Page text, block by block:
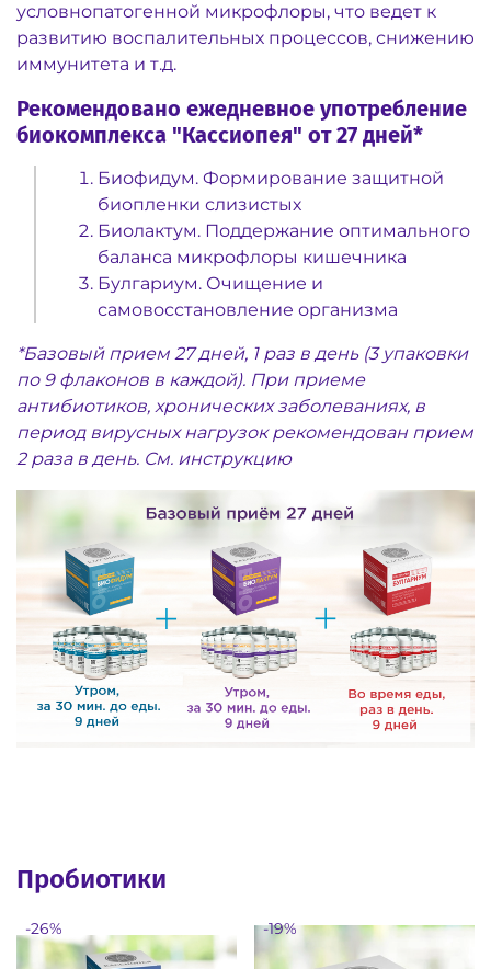
условнопатогенной микрофлоры, что ведет к
развитию воспалительных процессов, снижению
иммунитета и т.д.
Рекомендовано ежедневное употребление
биокомплекса "Кассиопея" от 27 дней*
Биофидум. Формирование защитной
биопленки слизистых
Биолактум. Поддержание оптимального
баланса микрофлоры кишечника
Булгариум. Очищение и
самовосстановление организма
*Базовый прием 27 дней, 1 раз в день (3 упаковки
по 9 флаконов в каждой). При приеме
антибиотиков, хронических заболеваниях, в
период вирусных нагрузок рекомендован прием
2 раза в день. См. инструкцию
Пробиотики
-26% -19%